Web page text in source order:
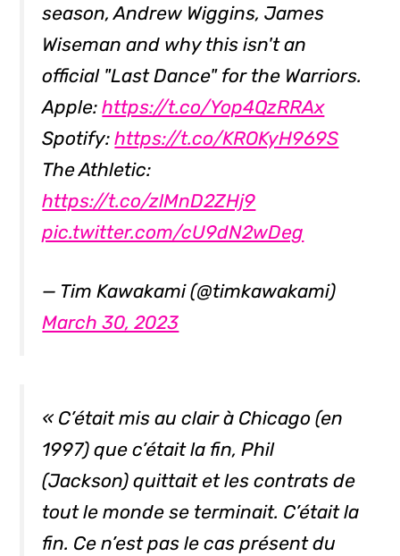
season, Andrew Wiggins, James
Wiseman and why this isn't an
official "Last Dance" for the Warriors.
Apple:https://t.co/Yop4QzRRAx
Spotify:https://t.co/KROKyH969S
The Athletic:
https://t.co/zlMnD2ZHj9
pic.twitter.com/cU9dN2wDeg
— Tim Kawakami (@timkawakami)
March 30, 2023
« C’était mis au clair à Chicago (en
1997) que c’était la fin, Phil
(Jackson) quittait et les contrats de
tout le monde se terminait. C’était la
fin. Ce n’est pas le cas présent du